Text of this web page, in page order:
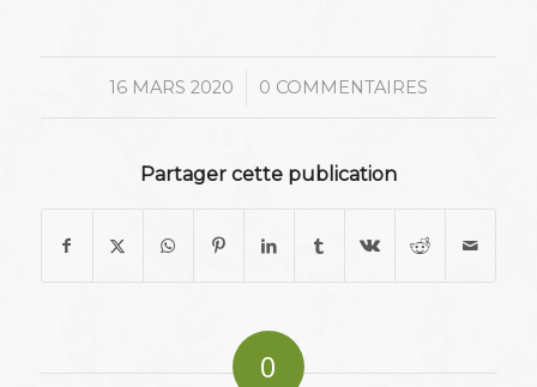
16 MARS 2020
/ 0 COMMENTAIRES
Partager cette publication
0